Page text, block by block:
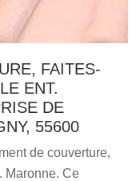
FAITES-
ENT.
DE
55600
de couverture,
Maronne. Ce